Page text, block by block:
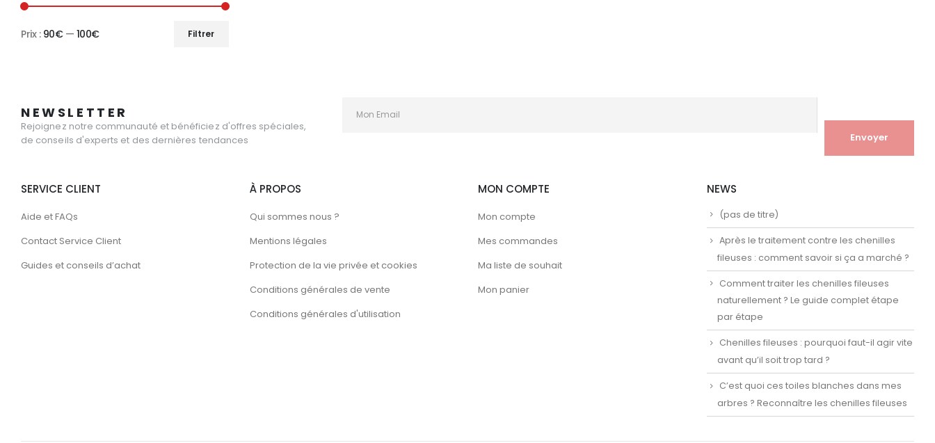
Filtrer
Prix : 90€— 100€
NEWSLETTER
Rejoignez notre communauté et bénéficiez d'offres spéciales,
de conseils d'experts et des dernières tendances
SERVICE CLIENT
Aide et FAQs
Contact Service Client
Guides et conseils d’achat
À PROPOS
Qui sommes nous ?
Mentions légales
Protection de la vie privée et cookies
Conditions générales de vente
Conditions générales d'utilisation
MON COMPTE
Mon compte
Mes commandes
Ma liste de souhait
Mon panier
NEWS
(pas de titre)
Après le traitement contre les chenilles
fileuses : comment savoir si ça a marché ?
Comment traiter les chenilles fileuses
naturellement ? Le guide complet étape
par étape
Chenilles fileuses : pourquoi faut-il agir vite
avant qu’il soit trop tard ?
C’est quoi ces toiles blanches dans mes
arbres ? Reconnaître les chenilles fileuses